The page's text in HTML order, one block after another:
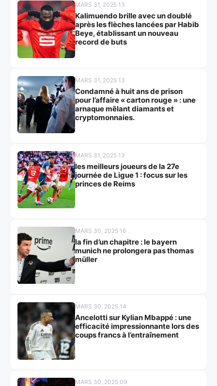
MARS 31, 2025 13
Kalimuendo brille avec un doublé
après les flèches lancées par Habib
Beye, établissant un nouveau
record de buts
MARS 31, 2025 13
Condamné à huit ans de prison
pour l’affaire « carton rouge » : une
arnaque mêlant diamants et
cryptomonnaies.
MARS 31, 2025 13
les meilleurs joueurs de la 27e
journée de Ligue 1 : focus sur les
princes de Reims
MARS 30, 2025 16
la fin d’un chapitre : le bayern
munich ne prolongera pas thomas
müller
MARS 30, 2025 14
Ancelotti sur Kylian Mbappé : une
efficacité impressionnante lors des
coups francs à l’entraînement
MARS 30, 2025 09